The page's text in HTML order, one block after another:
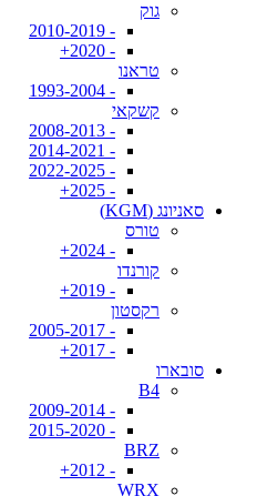
גוק
- 2010-2019
- 2020+
טראנו
- 1993-2004
קשקאי
- 2008-2013
- 2014-2021
- 2022-2025
- 2025+
סאניונג (KGM)
טורס
- 2024+
קורנדו
- 2019+
רקסטון
- 2005-2017
- 2017+
סובארו
B4
- 2009-2014
- 2015-2020
BRZ
- 2012+
WRX